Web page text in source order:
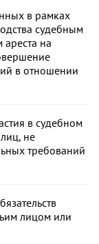
в рамках
судебным
на
в отношении
в судебном
не
требований
лицом или